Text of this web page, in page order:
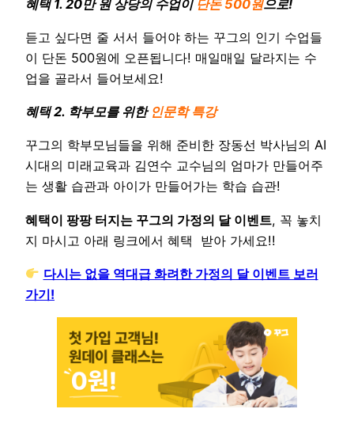
혜택 1. 20만 원 상당의 수업이 단돈 500원으로!
듣고 싶다면 줄 서서 들어야 하는 꾸그의 인기 수업들
이 단돈 500원에 오픈됩니다! 매일매일 달라지는 수
업을 골라서 들어보세요!
혜택 2. 학부모를 위한 인문학 특강
꾸그의 학부모님들을 위해 준비한 장동선 박사님의 AI
시대의 미래교육과 김연수 교수님의 엄마가 만들어주
는 생활 습관과 아이가 만들어가는 학습 습관!
혜택이 팡팡 터지는 꾸그의 가정의 달 이벤트, 꼭 놓치
지 마시고 아래 링크에서 혜택 받아 가세요!!
다시는 없을 역대급 화려한 가정의 달 이벤트 보러
가기!